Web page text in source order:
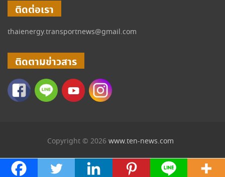
ติดต่อเรา
thaienergy.transportnews@gmail.com
ติดตามข่าวสาร
Copyright © 2026 www.ten-news.com